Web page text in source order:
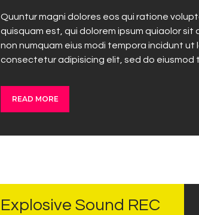
Quuntur magni dolores eos qui ratione
quisquam est, qui dolorem ipsum quiaolor
non numquam eius modi tempora incidunt
consectetur adipisicing elit, sed do
READ MORE
Explosive Sound REC